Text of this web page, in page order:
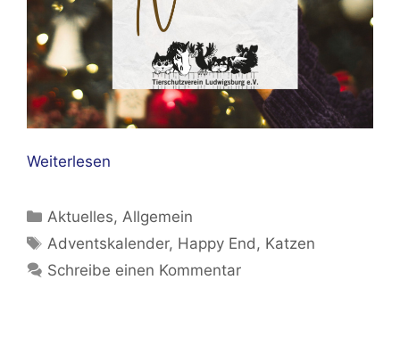
Weiterlesen
Kategorien
Aktuelles,Allgemein
Schlagwörter
Adventskalender, Happy End, Katzen
Schreibe einen Kommentar